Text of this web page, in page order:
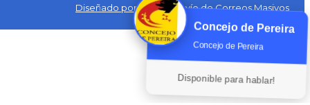
Diseñado por Exus™ |Envío de Correos Masivos